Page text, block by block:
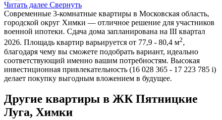
Читать далее Свернуть
Современные 3-комнатные квартиры в Московская область,
городской округ Химки — отличное решение для участников
военной ипотеки. Сдача дома запланирована на III квартал
2026. Площадь квартир варьируется от 77,9 - 80,4 м2,
благодаря чему вы сможете подобрать вариант, идеально
соответствующий именно вашим потребностям. Высокая
инвестиционная привлекательность (16 028 365 - 17 223 785 i)
делает покупку выгодным вложением в будущее.
Другие квартиры в ЖК Пятницкие
Луга, Химки